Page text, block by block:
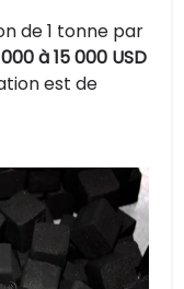
de 1 tonne par
000 à 15 000 USD
est de